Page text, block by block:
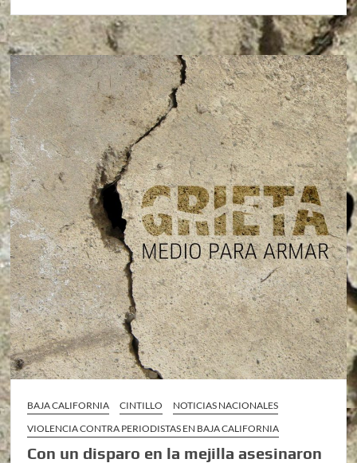
BAJA CALIFORNIA CINTILLO
NOTICIAS NACIONALES
VIOLENCIA CONTRA PERIODISTAS EN BAJA CALIFORNIA
Con un disparo en la mejilla asesinaron